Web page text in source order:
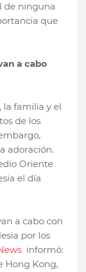
de ninguna
que
a cabo
la familia y el
de los
adoración.
Oriente
el día
a cabo con
por los
informó:
Hong Kong,